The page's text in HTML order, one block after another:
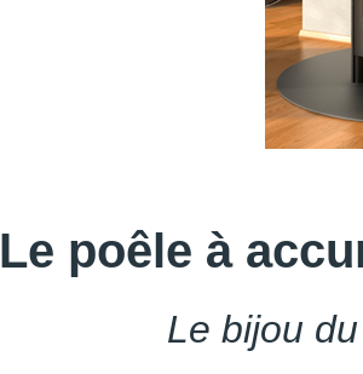
Le poêle à
Le bijou